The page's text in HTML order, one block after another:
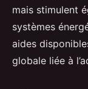
mais stimulent
systèmes
aides
globale liée à